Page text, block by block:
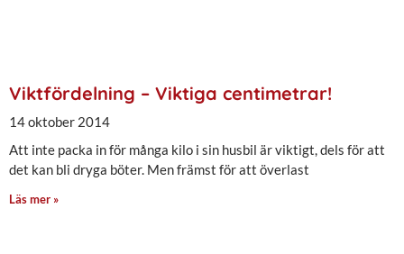
Viktfördelning – Viktiga centimetrar!
14 oktober 2014
Att inte packa in för många kilo i sin husbil är viktigt, dels för att
det kan bli dryga böter. Men främst för att överlast
Läs mer »